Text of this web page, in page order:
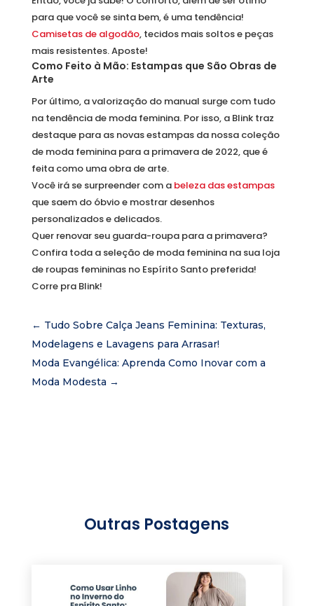
para que você se sinta bem, é uma tendência!
Camisetas de algodão, tecidos mais soltos e peças
mais resistentes. Aposte!
Como Feito à Mão: Estampas que São Obras de
Arte
Por último, a valorização do manual surge com tudo
na tendência de moda feminina. Por isso, a Blink traz
destaque para as novas estampas da nossa coleção
de moda feminina para a primavera de 2022, que é
feita como uma obra de arte.
Você irá se surpreender com a beleza das estampas
que saem do óbvio e mostrar desenhos
personalizados e delicados.
Quer renovar seu guarda-roupa para a primavera?
Confira toda a seleção de moda feminina na sua loja
de roupas femininas no Espírito Santo preferida!
Corre pra Blink!
← Tudo Sobre Calça Jeans Feminina: Texturas,
Modelagens e Lavagens para Arrasar!
Moda Evangélica: Aprenda Como Inovar com a
Moda Modesta →
Outras Postagens